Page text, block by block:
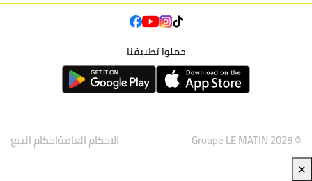
حملوا تطبيقنا
© Groupe LE MATIN 2025 الاحكام العامةاحكام البيع
✕